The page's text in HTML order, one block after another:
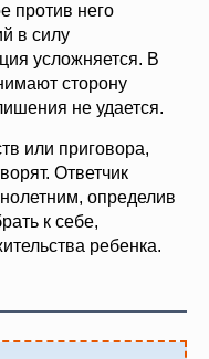
против него
в силу
усложняется. В
сторону
не удается.
или приговора,
Ответчик
определив
к себе,
ребенка.